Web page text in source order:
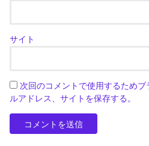
サイト
次回のコメントで使用するため
ルアドレス、サイトを保存する。